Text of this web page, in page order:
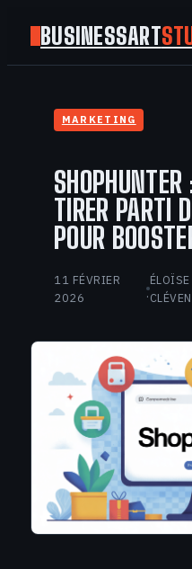
BUSINESSART
MARKETING
TIRER PARTI
POUR
11 FÉVRIER
2026
·
ÉLOÏSE